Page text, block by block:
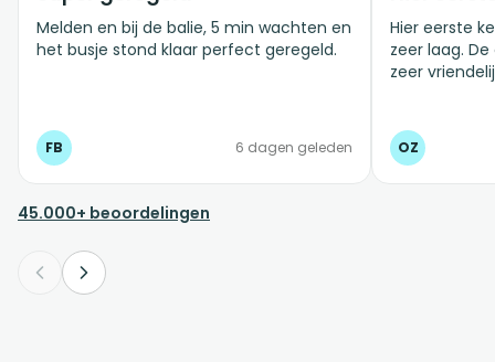
Melden en bij de balie, 5 min wachten en
het busje stond klaar perfect geregeld.
FB 6 dagen geleden
Hier eerste
zeer laag.
zeer
OZ
45.000+ beoordelingen